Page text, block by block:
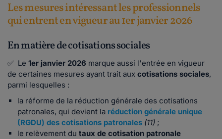
Les mesures intéressant les professionnels
qui entrent en vigueur au 1er janvier 2026
En matière de cotisations sociales
✅ Le 1er janvier 2026 marque aussi l'entrée en vigueur
de certaines mesures ayant trait aux cotisations sociales,
parmi lesquelles :
la réforme de la réduction générale des cotisations
patronales, qui devient la réduction générale unique
(RGDU) des cotisations patronales (11) ;
le relèvement du taux de cotisation patronale